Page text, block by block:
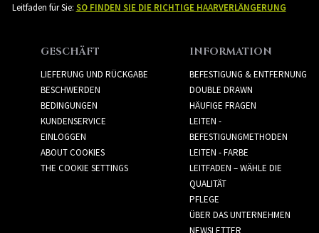
Leitfaden für Sie: SO FINDEN SIE DIE RICHTIGE HAARVERLÄNGERUNG
GESCHÄFT
LIEFERUNG UND RÜCKGABE
BESCHWERDEN
BEDINGUNGEN
KUNDENSERVICE
EINLOGGEN
ABOUT COOKIES
THE COOKIE SETTINGS
INFORMATION
BEFESTIGUNG & ENTFERNUNG
DOUBLE DRAWN
HÄUFIGE FRAGEN
LEITEN -
BEFESTIGUNGMETHODEN
LEITEN - FARBE
LEITFADEN – WÄHLE DIE
QUALITÄT
PFLEGE
ÜBER DAS UNTERNEHMEN
NEWSLETTER